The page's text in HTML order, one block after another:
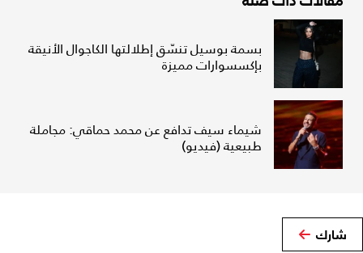
بسمة بوسيل تنسّق إطلالتها الكاجوال الأنيقة
بإكسسوارات مميزة
شيماء سيف تدافع عن محمد حماقي: مجاملة
طبيعية (فيديو)
شارك